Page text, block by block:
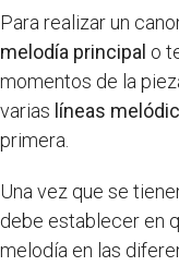
Para realizar un
melodía principal o
momentos de la
varias líneas
primera.
Una vez que se
debe establecer en
melodía en las